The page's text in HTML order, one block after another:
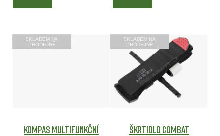
SKLADEM NA
PRODEJNĚ
Škrtidlo Combat
SKLADEM NA
PRODEJNĚ
Kompas multifunkční